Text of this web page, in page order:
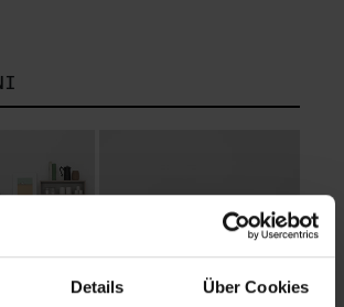
Details Über Cookies